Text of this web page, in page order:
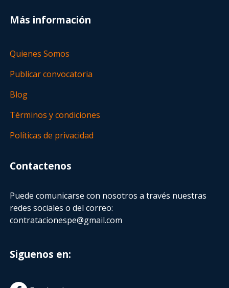
Más información
Quienes Somos
Publicar convocatoria
Blog
Términos y condiciones
Políticas de privacidad
Contactenos
Puede comunicarse con nosotros a través nuestras
redes sociales o del correo:
contratacionespe@gmail.com
Siguenos en: